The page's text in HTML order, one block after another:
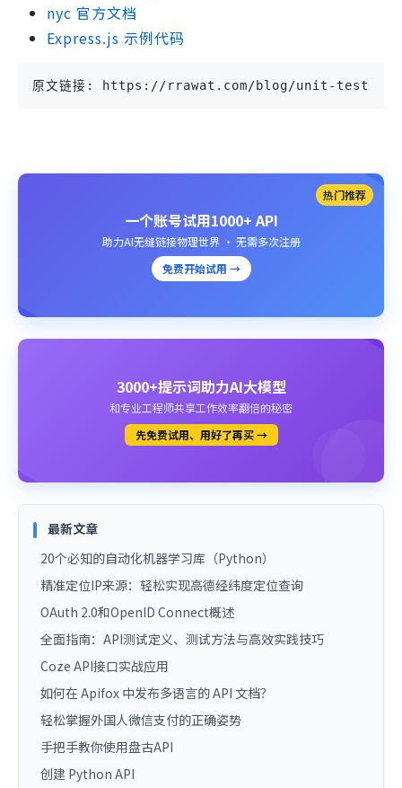
nyc 官方文档
Express.js 示例代码
原文链接: https://rrawat.com/blog/unit-test-
热门推荐
一个账号试用1000+ API
助力AI无缝链接物理世界 · 无需多次注册
免费开始试用 →
3000+提示词助力AI大模型
和专业工程师共享工作效率翻倍的秘密
先免费试用、用好了再买 →
最新文章
20个必知的自动化机器学习库（Python）
精准定位IP来源：轻松实现高德经纬度定位查询
OAuth 2.0和OpenID Connect概述
全面指南：API测试定义、测试方法与高效实践技巧
Coze API接口实战应用
如何在 Apifox 中发布多语言的 API 文档？
轻松掌握外国人微信支付的正确姿势
手把手教你使用盘古API
创建 Python API